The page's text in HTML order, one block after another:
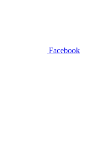
Facebook